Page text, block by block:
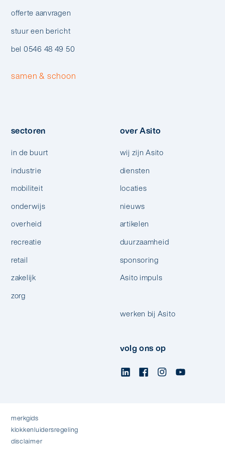
offerte aanvragen
stuur een bericht
bel 0546 48 49 50
samen & schoon
sectoren
in de buurt
industrie
mobiliteit
onderwijs
overheid
recreatie
retail
zakelijk
zorg
over Asito
wij zijn Asito
diensten
locaties
nieuws
artikelen
duurzaamheid
sponsoring
Asito impuls
werken bij Asito
volg ons op
merkgids
klokkenluidersregeling
disclaimer